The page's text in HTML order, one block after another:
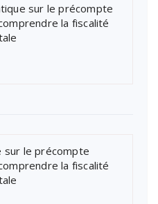
sur le précompte
la fiscalité
sur le précompte
la fiscalité